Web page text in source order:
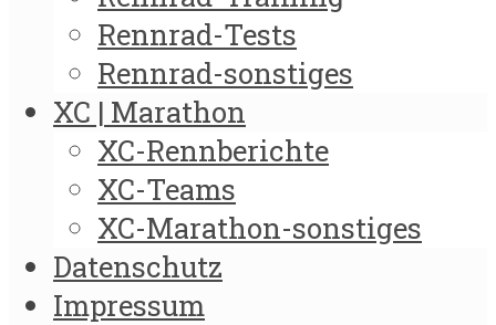
Rennrad-Tests
Rennrad-sonstiges
XC | Marathon
XC-Rennberichte
XC-Teams
XC-Marathon-sonstiges
Datenschutz
Impressum